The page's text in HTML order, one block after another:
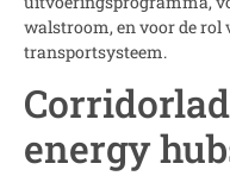
walstroom, en voor de
transportsysteem.
energy